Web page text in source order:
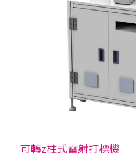
可轉z柱式雷射打標機